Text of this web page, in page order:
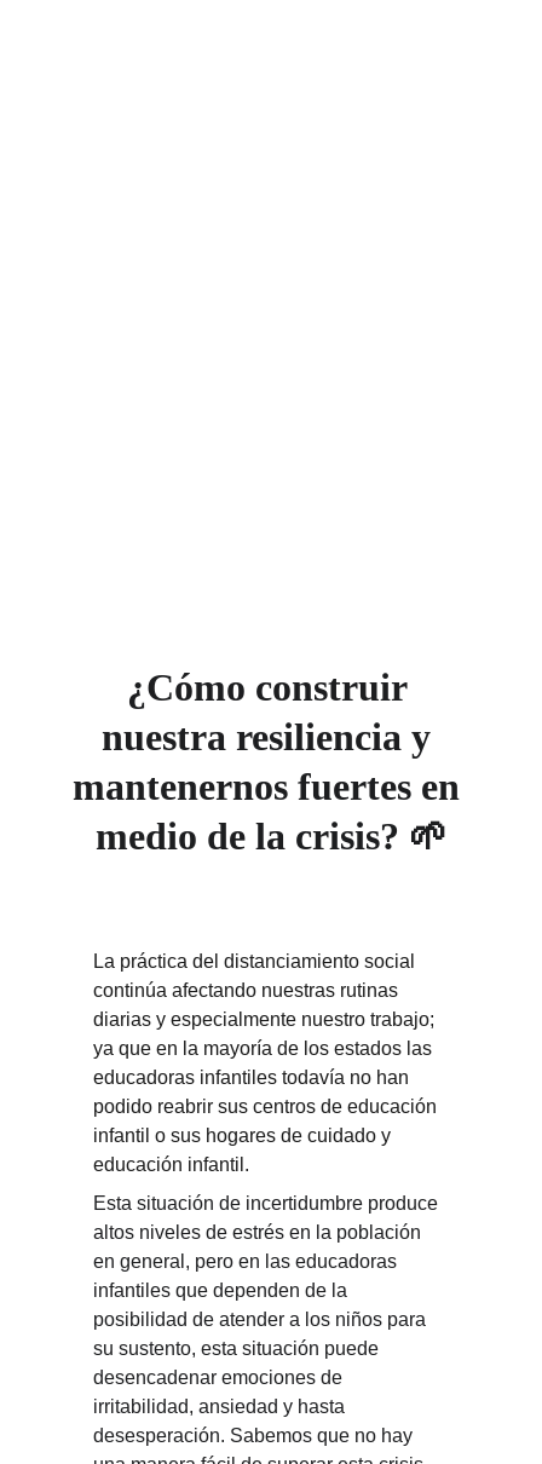
La práctica del distanciamiento social
continúa afectando nuestras rutinas
diarias y especialmente nuestro trabajo;
ya que en la mayoría de los estados las
educadoras infantiles todavía no han
podido reabrir sus centros de educación
infantil o sus hogares de cuidado y
educación infantil.
Esta situación de incertidumbre produce
altos niveles de estrés en la población
en general, pero en las educadoras
infantiles que dependen de la
posibilidad de atender a los niños para
su sustento, esta situación puede
desencadenar emociones de
irritabilidad, ansiedad y hasta
desesperación. Sabemos que no hay
¿Cómo construir
nuestra resiliencia y
mantenernos fuertes en
medio de la crisis? 🌱